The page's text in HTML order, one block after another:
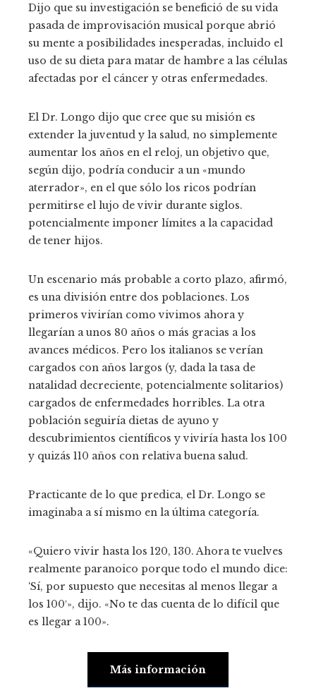
Dijo que su investigación se benefició de su vida
pasada de improvisación musical porque abrió
su mente a posibilidades inesperadas, incluido el
uso de su dieta para matar de hambre a las células
afectadas por el cáncer y otras enfermedades.
El Dr. Longo dijo que cree que su misión es
extender la juventud y la salud, no simplemente
aumentar los años en el reloj, un objetivo que,
según dijo, podría conducir a un «mundo
aterrador», en el que sólo los ricos podrían
permitirse el lujo de vivir durante siglos.
potencialmente imponer límites a la capacidad
de tener hijos.
Un escenario más probable a corto plazo, afirmó,
es una división entre dos poblaciones. Los
primeros vivirían como vivimos ahora y
llegarían a unos 80 años o más gracias a los
avances médicos. Pero los italianos se verían
cargados con años largos (y, dada la tasa de
natalidad decreciente, potencialmente solitarios)
cargados de enfermedades horribles. La otra
población seguiría dietas de ayuno y
descubrimientos científicos y viviría hasta los 100
y quizás 110 años con relativa buena salud.
Practicante de lo que predica, el Dr. Longo se
imaginaba a sí mismo en la última categoría.
«Quiero vivir hasta los 120, 130. Ahora te vuelves
realmente paranoico porque todo el mundo dice:
‘Sí, por supuesto que necesitas al menos llegar a
los 100′», dijo. «No te das cuenta de lo difícil que
es llegar a 100».
Más información